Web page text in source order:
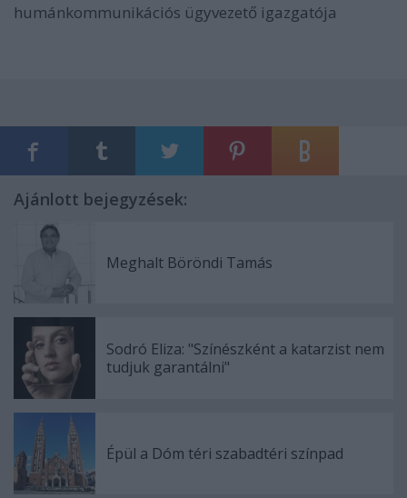
humánkommunikációs ügyvezető igazgatója
Ajánlott bejegyzések:
Meghalt Böröndi Tamás
Sodró Eliza: "Színészként a katarzist nem
tudjuk garantálni"
Épül a Dóm téri szabadtéri színpad